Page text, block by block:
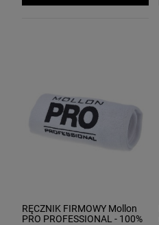
RĘCZNIK FIRMOWY Mollon
PRO PROFESSIONAL - 100%